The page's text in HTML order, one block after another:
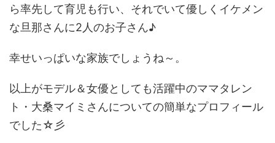
ら率先して育児も行い、それでいて優しくイケメン
な旦那さんに2人のお子さん♪
幸せいっぱいな家族でしょうね～。
以上がモデル＆女優としても活躍中のママタレン
ト・大桑マイミさんについての簡単なプロフィール
でした☆彡